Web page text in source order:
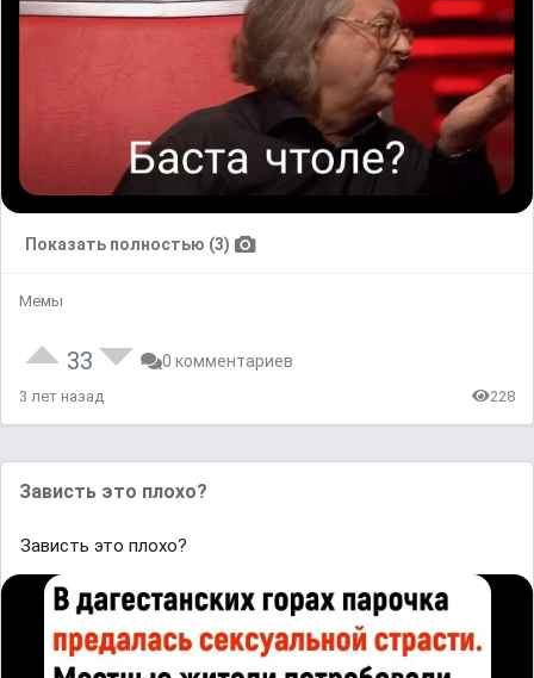
Показать полностью (3)
Мемы
33 0 комментариев
3 лет назад 228
Зависть это плохо?
Зависть это плохо?